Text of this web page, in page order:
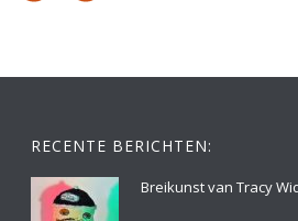
RECENTE BERICHTEN:
Breikunst van Tracy